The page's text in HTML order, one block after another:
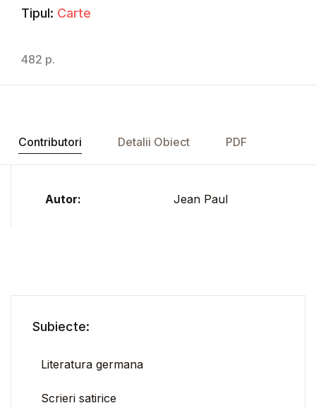
Tipul: Carte
482 p.
Contributori Detalii Obiect PDF
Autor: Jean Paul
Subiecte:
Literatura germana
Scrieri satirice